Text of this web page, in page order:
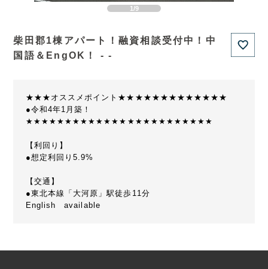
1/9
柴田郡1棟アパート！融資相談受付中！中
国語＆EngOK！ - -
★★★オススメポイント★★★★★★★★★★★★★
●令和4年1月築！
★★★★★★★★★★★★★★★★★★★★★★★★
【利回り】
●想定利回り5.9%
【交通】
●東北本線「大河原」駅徒歩11分
English available